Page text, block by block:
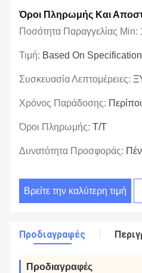
Όροι Πληρωμής Και
Ποσότητα Παραγγελίας Min:
Τιμή: Based On Specification
Συσκευασία Λεπτομέρειες:
Χρόνος Παράδοσης:
Όροι Πληρωμής: T/T
Δυνατότητα Προσφοράς:
Βρείτε την καλύτερη τιμή
Προδιαγραφές
Προδιαγραφές